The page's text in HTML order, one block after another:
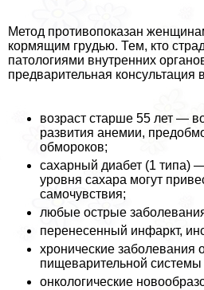
Метод противопоказан
кормящим гpyдью. Тем, кто
патологиями внутренних
предварительная консультация
возраст старше 55 лет —
развития анемии,
обмороков;
сахарный диабет (1 типа)
уровня сахара могут
самочувствия;
любые острые
перенесенный инфаркт,
хронические заболевания
пищеварительной системы
oнкoлoгические